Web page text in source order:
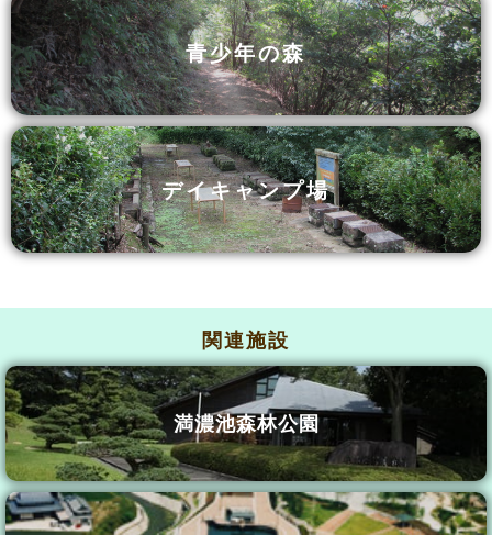
青少年の森
デイキャンプ場
関連施設
満濃池森林公園